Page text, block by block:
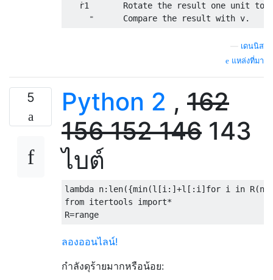
ṙ1       Rotate the result one unit to
เดนนิส
แหล่งที่มา
5 Python 2 , 162
156152146 143
ไบต์
lambda n: len({min(l [i:]+l [: i] for i in R(n
from itertools import*
R=range
ลองออนไลน์!
กำลังดุร้ายมากหรือน้อย: